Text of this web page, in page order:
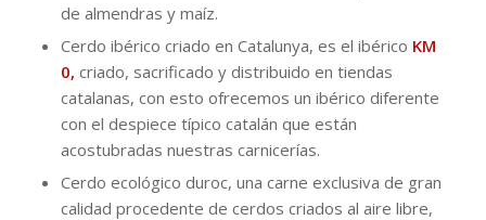
de almendras y maíz.
Cerdo ibérico criado en Catalunya, es el ibérico KM
0, criado, sacrificado y distribuido en tiendas
catalanas, con esto ofrecemos un ibérico diferente
con el despiece típico catalán que están
acostubradas nuestras carnicerías.
Cerdo ecológico duroc, una carne exclusiva de gran
calidad procedente de cerdos criados al aire libre,